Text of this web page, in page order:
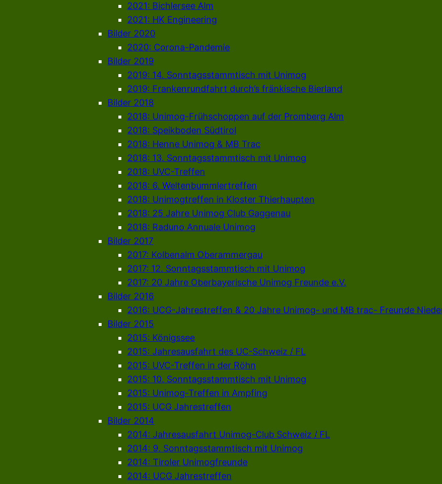
2021: Bichlersee Alm
2021: HK Engineering
Bilder 2020
2020: Corona-Pandemie
Bilder 2019
2019: 14. Sonntagsstammtisch mit Unimog
2019: Frankenrundfahrt durch’s fränkische Bierland
Bilder 2018
2018: Unimog-Frühschoppen auf der Promberg Alm
2018: Speikboden Südtirol
2018: Henne Unimog & MB Trac
2018: 13. Sonntagsstammtisch mit Unimog
2018: UVC-Treffen
2018: 6. Weltenbummlertreffen
2018: Unimogtreffen in Kloster Thierhaupten
2018: 25 Jahre Unimog Club Gaggenau
2018: Raduno Annuale Unimog
Bilder 2017
2017: Kolbenalm Oberammergau
2017: 12. Sonntagsstammtisch mit Unimog
2017: 20 Jahre Oberbayerische Unimog Freunde e.V.
Bilder 2016
2016: UCG-Jahrestreffen & 20 Jahre Unimog- und MB trac- Freunde
Bilder 2015
2015: Königssee
2015: Jahresausfahrt des UC-Schweiz / FL
2015: UVC-Treffen in der Röhn
2015: 10. Sonntagsstammtisch mit Unimog
2015: Unimog-Treffen in Ampfing
2015: UCG Jahrestreffen
Bilder 2014
2014: Jahresausfahrt Unimog-Club Schweiz / FL
2014: 9. Sonntagsstammtisch mit Unimog
2014: Tiroler Unimogfreunde
2014: UCG Jahrestreffen